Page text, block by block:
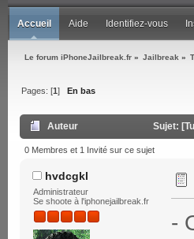
Accueil Aide Identifiez-vous
Le forum iPhoneJailbreak.fr » Jailbreak »
Pages: [1] En bas
Auteur Sujet:
0 Membres et 1 Invité sur ce sujet
hvdcgkl
Administrateur
Se shoote à l'iphonejailbreak.fr
-